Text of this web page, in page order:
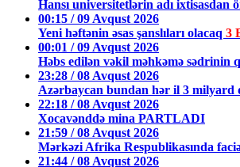
Hansı universitetlərin adı
00:15 / 09 Avqust 2026
Yeni həftənin əsas şanslıları olacaq 3
00:01 / 09 Avqust 2026
Həbs edilən vəkil məhkəmə sədrinin
23:28 / 08 Avqust 2026
Azərbaycan bundan hər il 3 milyard
22:18 / 08 Avqust 2026
Xocavənddə mina PARTLADI
21:59 / 08 Avqust 2026
Mərkəzi Afrika Respublikasında
21:44 / 08 Avqust 2026